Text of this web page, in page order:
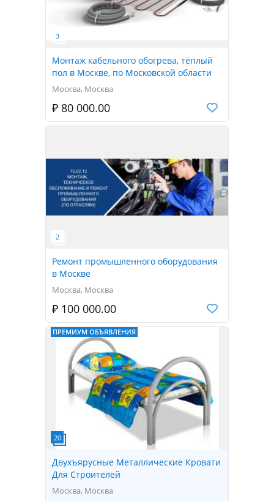
Монтаж кабельного обогрева, тёплый
пол в Москве, по Московской области
Москва, Москва
₽ 80 000.00
Ремонт промышленного оборудования
в Москве
Москва, Москва
₽ 100 000.00
ПРЕМИУМ ОБЪЯВЛЕНИЯ
Двухъярусные Металлические Кровати
Для Строителей
Москва, Москва